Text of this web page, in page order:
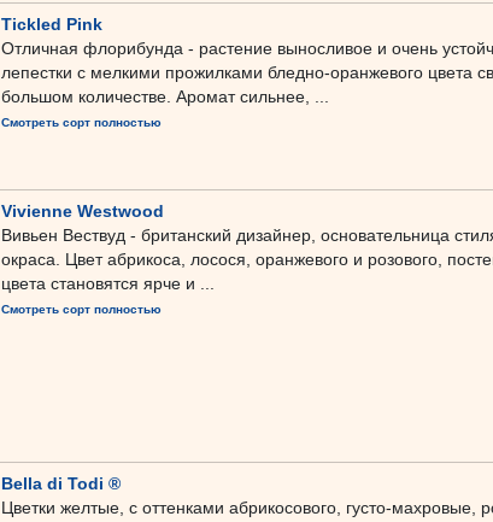
Tickled Pink
Отличная флорибунда - растение выносливое и очень
лепестки с мелкими прожилками бледно-оранжевого цвета
большом количестве. Аромат сильнее, ...
Смотреть сорт полностью
Vivienne Westwood
Вивьен Вествуд - британский дизайнер, основательница
окраса. Цвет абрикоса, лосося, оранжевого и розового,
цвета становятся ярче и ...
Смотреть сорт полностью
Bella di Todi ®
Цветки желтые, с оттенками абрикосового, густо-махровые,